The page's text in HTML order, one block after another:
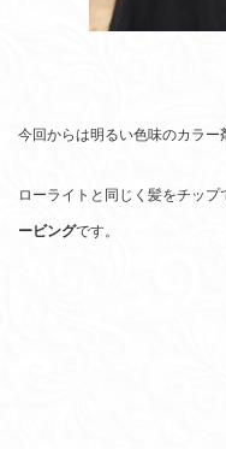
今回からは明るい色味のカラー
ローライトと同じく髪をチッ
ービングです。